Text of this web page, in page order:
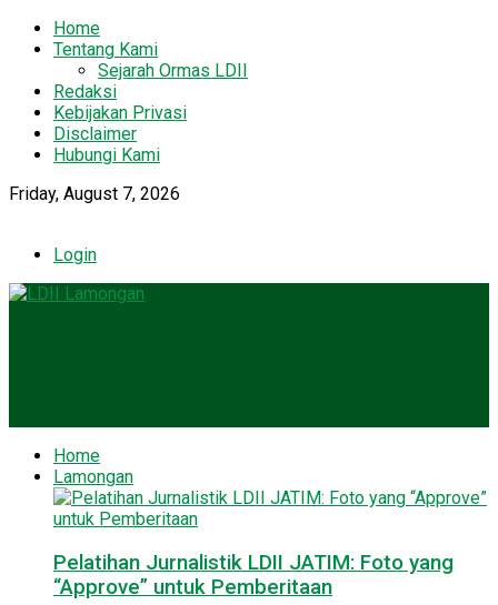
Home
Tentang Kami
Sejarah Ormas LDII
Redaksi
Kebijakan Privasi
Disclaimer
Hubungi Kami
Friday, August 7, 2026
Login
Home
Lamongan
Pelatihan Jurnalistik LDII JATIM: Foto yang
“Approve” untuk Pemberitaan